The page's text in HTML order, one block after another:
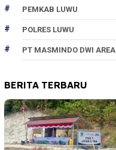
PEMKAB LUWU
POLRES LUWU
PT MASMINDO DWI AREA
BERITA TERBARU